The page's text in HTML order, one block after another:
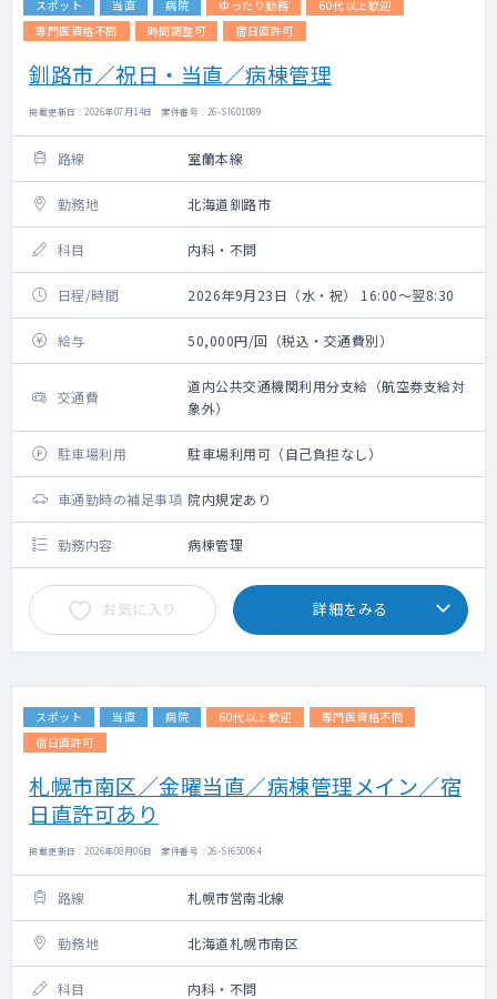
スポット 当直 病院 ゆったり勤務
60代以上歓迎
専門医資格不問
時間調整可 宿日直許可
釧路市／祝日・当直／病棟管理
掲載更新日 : 2026年07月14日 案件番号 : 26-SI601089
路線 室蘭本線
勤務地 北海道釧路市
科目 内科・不問
日程/時間 2026年9月23日（水・祝） 16:00～翌8:30
給与 50,000円/回（税込・交通費別）
交通費
道内公共交通機関利用分支給（航空券支給対
象外）
駐車場利用 駐車場利用可（自己負担なし）
車通勤時の補足事項 院内規定あり
勤務内容 病棟管理
お気に入り 詳細をみる
スポット 当直 病院 60代以上歓迎
専門医資格不問
宿日直許可
札幌市南区／金曜当直／病棟管理メイン／宿
日直許可あり
掲載更新日 : 2026年08月06日 案件番号 : 26-SI650064
路線 札幌市営南北線
勤務地 北海道札幌市南区
科目 内科・不問